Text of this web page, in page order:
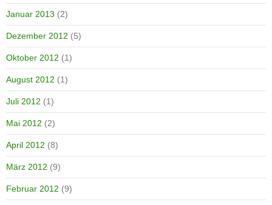
Januar 2013 (2)
Dezember 2012 (5)
Oktober 2012 (1)
August 2012 (1)
Juli 2012 (1)
Mai 2012 (2)
April 2012 (8)
März 2012 (9)
Februar 2012 (9)